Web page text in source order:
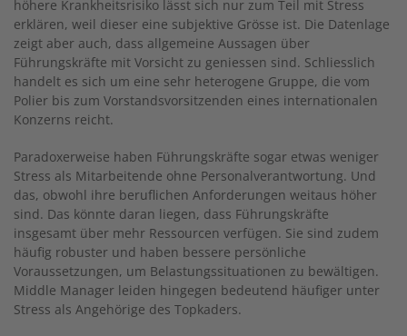
höhere Krankheitsrisiko lässt sich nur zum Teil mit Stress
erklären, weil dieser eine subjektive Grösse ist. Die Datenlage
zeigt aber auch, dass allgemeine Aussagen über
Führungskräfte mit Vorsicht zu geniessen sind. Schliesslich
handelt es sich um eine sehr heterogene Gruppe, die vom
Polier bis zum Vorstandsvorsitzenden eines internationalen
Konzerns reicht.
Paradoxerweise haben Führungskräfte sogar etwas weniger
Stress als Mitarbeitende ohne Personalverantwortung. Und
das, obwohl ihre beruflichen Anforderungen weitaus höher
sind. Das könnte daran liegen, dass Führungskräfte
insgesamt über mehr Ressourcen verfügen. Sie sind zudem
häufig robuster und haben bessere persönliche
Voraussetzungen, um Belastungssituationen zu bewältigen.
Middle Manager leiden hingegen bedeutend häufiger unter
Stress als Angehörige des Topkaders.